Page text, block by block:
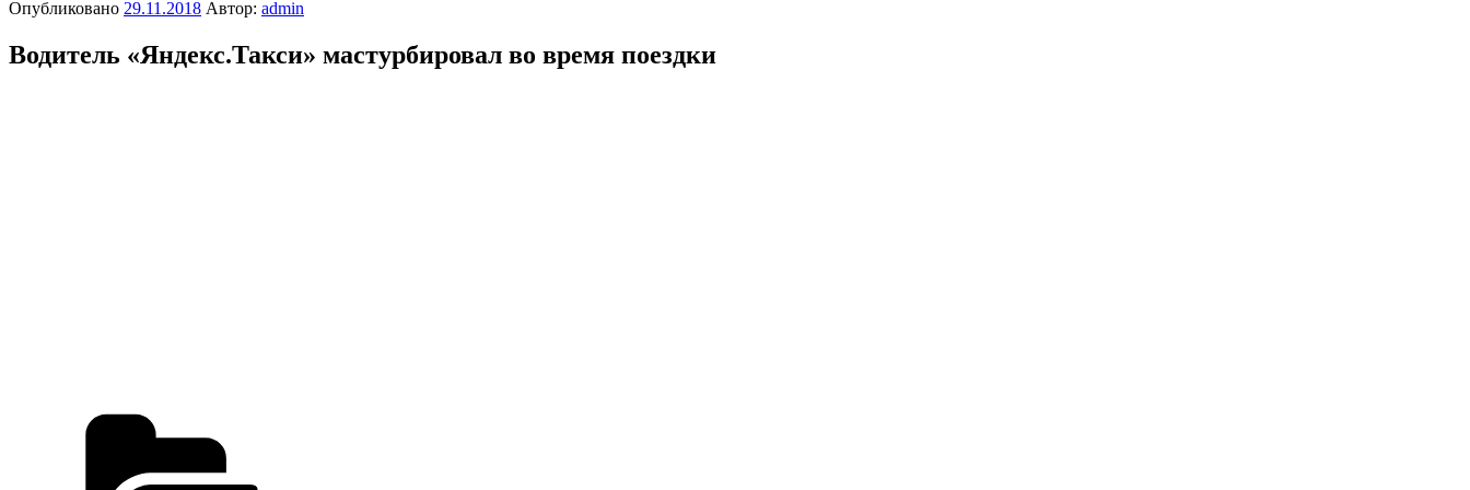
Опубликовано 29.11.2018 Автор: admin
Водитель «Яндекс.Такси» мастурбировал во время поездки